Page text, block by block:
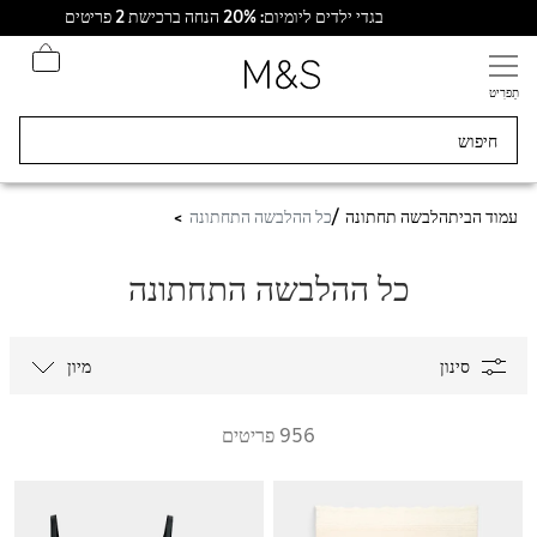
בגדי ילדים ליומיום: 20% הנחה ברכישת 2 פריטים
תַפרִיט
עמוד הביתהלבשה תחתונה כל ההלבשה התחתונה
כל ההלבשה התחתונה
סינון מיון
956 פריטים